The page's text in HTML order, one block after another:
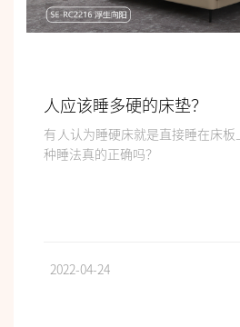
人应该睡多硬的床垫？
有人认为睡硬床就是直接睡在床
种睡法真的正确吗？
2022-04-24